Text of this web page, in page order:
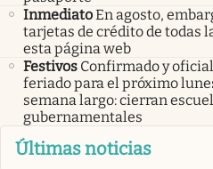
InmediatoEn agosto,
tarjetas de crédito de todas
esta página web
Festivos Confirmado y
feriado para el próximo
semana largo: cierran
gubernamentales
Últimas noticias